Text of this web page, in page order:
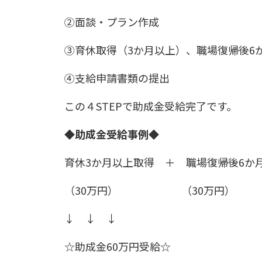
②面談・プラン作成
③育休取得（3か月以上）、職場復帰後6
④支給申請書類の提出
この４STEPで助成金受給完了です。
◆助成金受給事例◆
育休3か月以上取得 ＋ 職場復帰後6か
（30万円） （30万円）
↓ ↓ ↓
☆助成金60万円受給☆